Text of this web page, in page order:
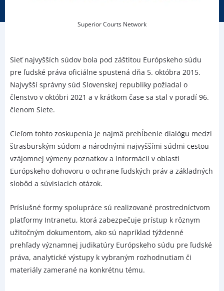
Superior Courts Network
Sieť najvyšších súdov bola pod záštitou Európskeho súdu
pre ľudské práva oficiálne spustená dňa 5. októbra 2015.
Najvyšší správny súd Slovenskej republiky požiadal o
členstvo v októbri 2021 a v krátkom čase sa stal v poradí 96.
členom Siete.
Cieľom tohto zoskupenia je najmä prehĺbenie dialógu medzi
štrasburským súdom a národnými najvyššími súdmi cestou
vzájomnej výmeny poznatkov a informácii v oblasti
Európskeho dohovoru o ochrane ľudských práv a základných
slobôd a súvisiacich otázok.
Príslušné formy spolupráce sú realizované prostredníctvom
platformy Intranetu, ktorá zabezpečuje prístup k rôznym
užitočným dokumentom, ako sú napríklad týždenné
prehľady významnej judikatúry Európskeho súdu pre ľudské
práva, analytické výstupy k vybraným rozhodnutiam či
materiály zamerané na konkrétnu tému.